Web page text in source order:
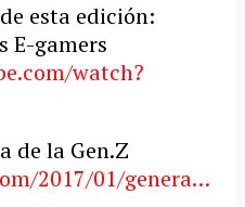
esta edición:
E-gamers
watch?
de la Gen.Z
2017/01/genera…